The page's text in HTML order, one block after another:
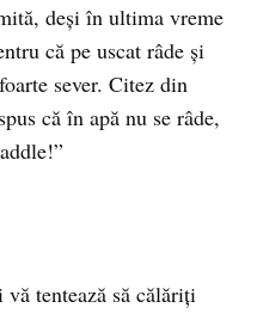
deşi în ultima vreme
că pe uscat râde şi
sever. Citez din
că în apă nu se râde,
tentează să călăriţi